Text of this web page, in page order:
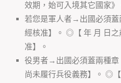
效期，始可入境其它國家》
若您是軍人者→出國必須
經核准】。 ◎【 年 月 日之
准】。
役男者→出國必須蓋兩種
尚未履行兵役義務】。 ◎